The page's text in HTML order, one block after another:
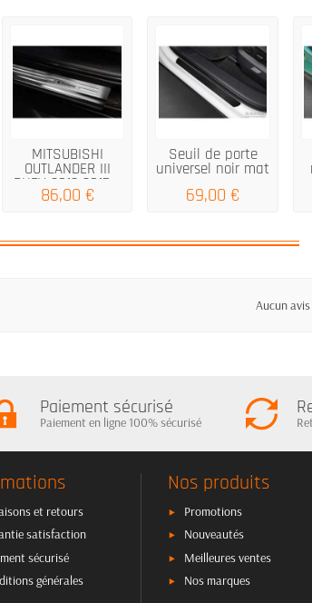
MITSUBISHI
OUTLANDER III
PHEV 2012 2015,...
86,00 €
Seuil de porte
universel noir mat
69,00 €
Aucun
Paiement sécurisé
Paiement en ligne 100% sécurisé
et retours
satisfaction
sécurisé
générales
Nos produits
Promotions
Nouveautés
Meilleures ventes
Nos marques